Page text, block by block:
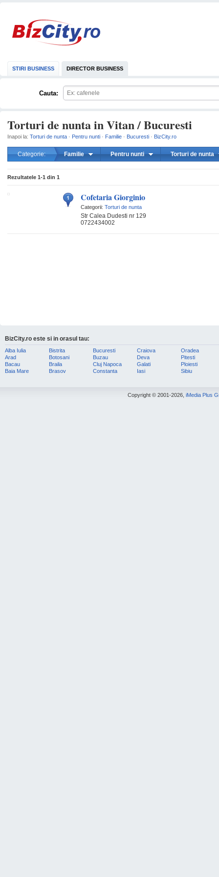
STIRI BUSINESS DIRECTOR BUSINESS
Cauta:
Torturi de nunta in Vitan / Bucuresti
Inapoi la: Torturi de nunta · Pentru nunti · Familie · Bucuresti · BizCity.ro
Categorie: Familie Pentru nunti Torturi de nunta
Rezultatele 1-1 din 1
Cofetaria Giorginio
Categorii: Torturi de nunta
Str Calea Dudesti nr 129
0722434002
BizCity.ro este si in orasul tau:
Alba Iulia
Arad
Bacau
Baia Mare
Bistrita
Botosani
Braila
Brasov
Bucuresti
Buzau
Cluj Napoca
Constanta
Craiova
Deva
Galati
Iasi
Oradea
Pitesti
Ploiesti
Sibiu
Copyright © 2001-2026, iMedia Plus